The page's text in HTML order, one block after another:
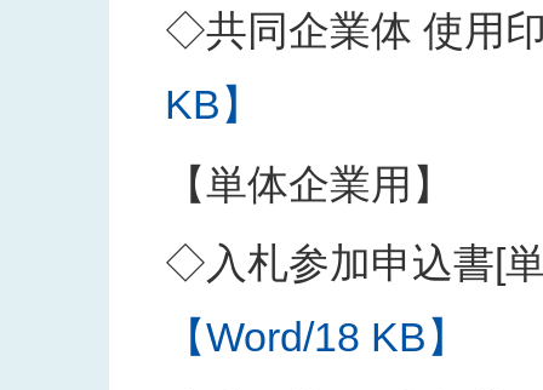
◇共同企業体 使用
KB】
【単体企業用】
◇入札参加申込書[
【Word/18 KB】